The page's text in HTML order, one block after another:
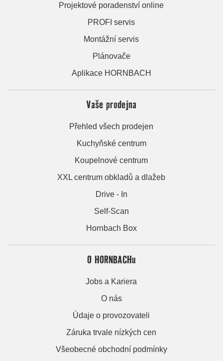
Projektové poradenství online
PROFI servis
Montážní servis
Plánovače
Aplikace HORNBACH
Vaše prodejna
Přehled všech prodejen
Kuchyňské centrum
Koupelnové centrum
XXL centrum obkladů a dlažeb
Drive - In
Self-Scan
Hornbach Box
O HORNBACHu
Jobs a Kariera
O nás
Údaje o provozovateli
Záruka trvale nízkých cen
Všeobecné obchodní podmínky